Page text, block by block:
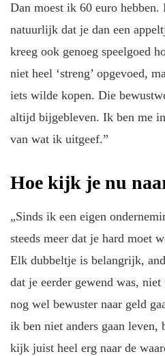
Dan moest ik 60 euro hebben.
natuurlijk dat je dan een
kreeg ook genoeg speelgoed
niet heel ‘streng’ opgevoed,
iets wilde kopen. Die
altijd bijgebleven. Ik ben me
van wat ik uitgeef.”
Hoe kijk je nu
„Sinds ik een eigen
steeds meer dat je hard moet
Elk dubbeltje is belangrijk,
dat je eerder gewend was,
nog wel bewuster naar geld
ik ben niet anders gaan
kijk juist heel erg naar de